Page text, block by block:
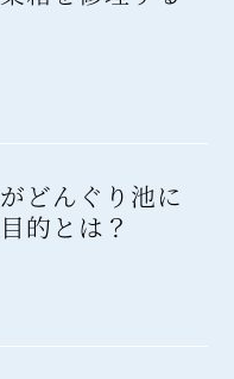
どんぐり池に
的とは？